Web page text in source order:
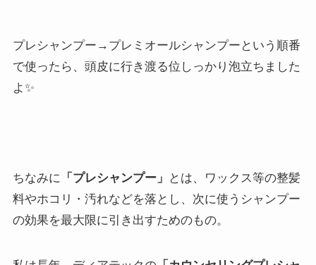
プレシャンプー→プレミオールシャンプーという順番
で使ったら、頭皮に行き渡る位しっかり泡立ちました
よ✨
ちなみに 「プレシャンプー」
とは、ワックス等の整髪
料やホコリ・汚れなどを落とし、次に使うシャンプー
の効果を最大限に引き出すためのもの。